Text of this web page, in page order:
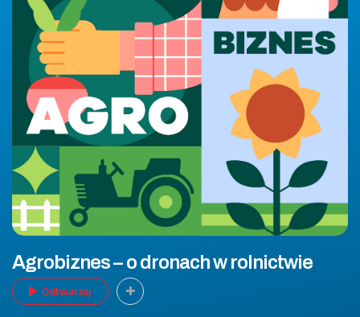
Agrobiznes – o dronach w rolnictwie
Odtwarzaj